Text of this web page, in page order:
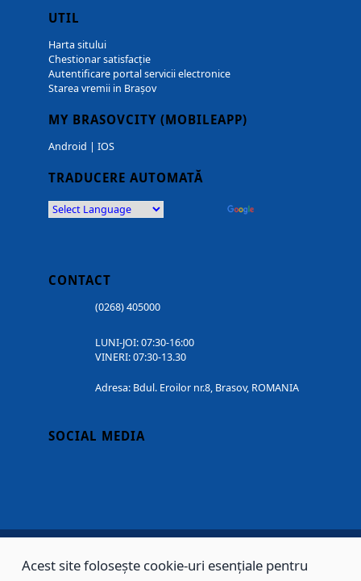
UTIL
Harta sitului
Chestionar satisfacție
Autentificare portal servicii electronice
Starea vremii in Brașov
MY BRASOVCITY (MOBILEAPP)
Android | IOS
TRADUCERE AUTOMATĂ
CONTACT
(0268) 405000
LUNI-JOI: 07:30-16:00
VINERI: 07:30-13.30
Adresa: Bdul. Eroilor nr.8, Brasov, ROMANIA
SOCIAL MEDIA
Acest site folosește cookie-uri esențiale pentru